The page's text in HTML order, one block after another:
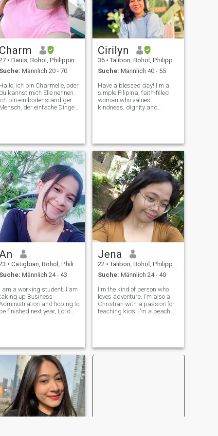
Charm
• Dauis, Bohol, Philippinen
Suche: Männlich 20 - 70
Hallo, ich bin Charmelle, oder
du kannst mich Elle nennen.
Ich bin ein bodenständiger
Mensch, der einfache Dinge
Natur zu sein, sind einige
Lieblingsstücke. Ich
jemanden, der
Werte teilt und eine
Beziehung sucht.
arbeite in der
Und
ich gerne hart
lasse ich mir Zeit,
das Leben zu genießen.
Sie mich interessant
finden, hoffen Sie, bald von
Ihnen zu hören. Ich bin ein
Mensch, der
meinen einen treffen will.
bist du es,
der das liest.
Cirilyn
36 • Talibon, Bohol, Philippinen
Suche: Männlich 40 - 55
Have a blessed day! I'm a
simple Filipina, faith-filled
woman who values
kindness, dignity and
time with family and close
friends.My faith guides m
An
• Catigbian, Bohol, Philippinen
Suche: Männlich 24 - 43
I am a working student. I am
up Business
and hoping to
be finished next year, Lord
and life is short so
be
Jena
22 • Talibon, Bohol, Philippinen
Suche: Männlich 24 - 40
I'm the kind of person who
loves adventure. I'm also a
Christian with a passion for
teaching kids. I'm a beach
sandy shore.☺️ I'm a total a